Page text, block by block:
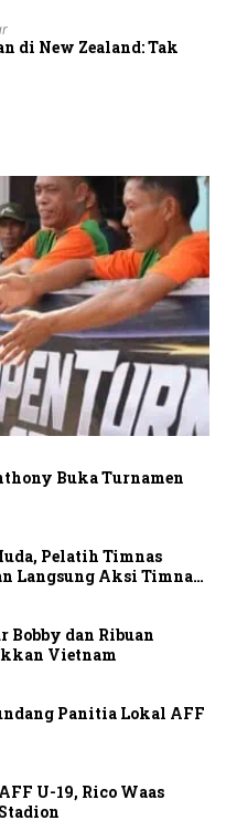
di New Zealand: Tak
Buka Turnamen
Pelatih Timnas
Langsung Aksi Timnas
Bobby dan Ribuan
Vietnam
Panitia Lokal AFF
U-19, Rico Waas